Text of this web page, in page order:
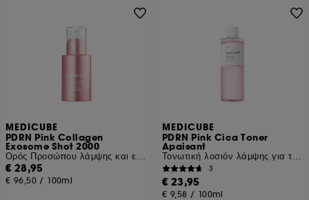
MEDICUBE
PDRN Pink Collagen
Exosome Shot 2000
Ορός Προσώπου λάμψης και ελαστικότητας
€ 28,95
€ 96,50 / 100ml
MEDICUBE
PDRN Pink Cica Toner
Apaisant
Τονωτική λοσιόν λάμψης για το πρόσωπο
3
€ 23,95
€ 9,58 / 100ml